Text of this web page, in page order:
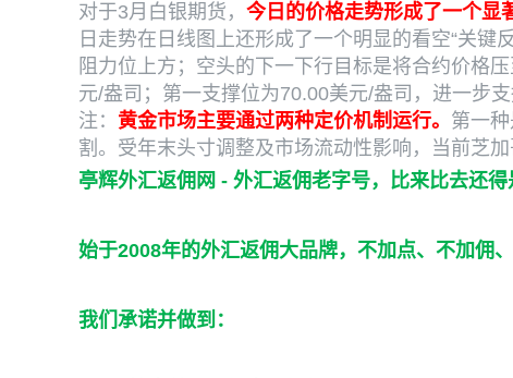
对于3月白银期货， 今日的价格走势形成了一个显
日走势在日线图上还形成了一个明显的看空“关
阻力位上方；空头的下一下行目标是将合约价格
元/盎司；第一支撑位为70.00美元/盎司，进一步支
注： 黄金市场主要通过两种定价机制运行。 第一
割。受年末头寸调整及市场流动性影响，当前芝
亭辉外汇返佣网 - 外汇返佣老字号，比来比去还得
始于2008年的外汇返佣大品牌，不加点、不加佣
我们承诺并做到：